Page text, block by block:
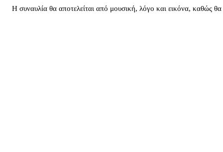
Η συναυλία θα αποτελείται από μουσική, λόγο και εικόνα, καθώς